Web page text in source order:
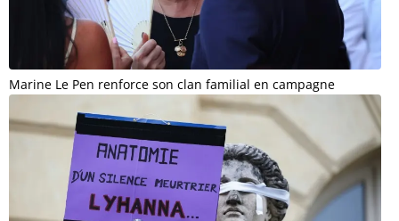
Marine Le Pen renforce son clan familial en campagne